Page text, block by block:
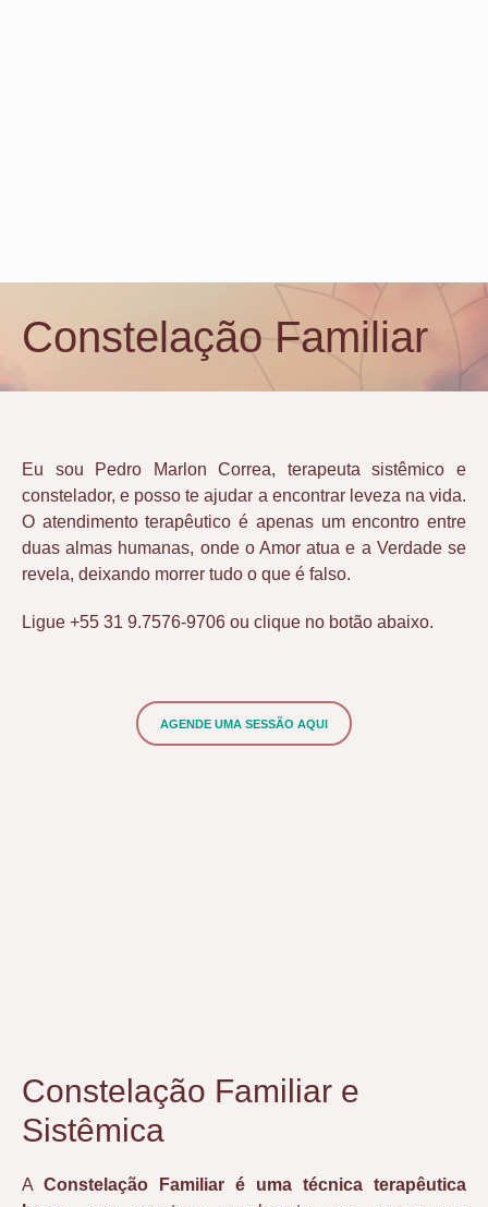
Constelação Familiar
Eu sou Pedro Marlon Correa, terapeuta sistêmico e
constelador, e posso te ajudar a encontrar leveza na vida.
O atendimento terapêutico é apenas um encontro entre
duas almas humanas, onde o Amor atua e a Verdade se
revela, deixando morrer tudo o que é falso.
Ligue +55 31 9.7576-9706 ou clique no botão abaixo.
AGENDE UMA SESSÃO AQUI
Constelação Familiar e
Sistêmica
AConstelação Familiar é uma técnica terapêutica